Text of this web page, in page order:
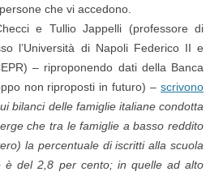
che vi accedono.
e Tullio Jappelli (professore di
l’Università di Napoli Federico II e
– riproponendo dati della Banca
non riproposti in futuro) – scrivono
bilanci delle famiglie italiane condotta
che tra le famiglie a basso reddito
la percentuale di iscritti alla scuola
è del 2,8 per cento; in quelle ad alto